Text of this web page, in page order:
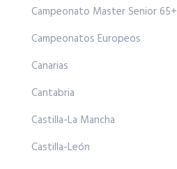
Campeonato Master Senior 65+
Campeonatos Europeos
Canarias
Cantabria
Castilla-La Mancha
Castilla-León